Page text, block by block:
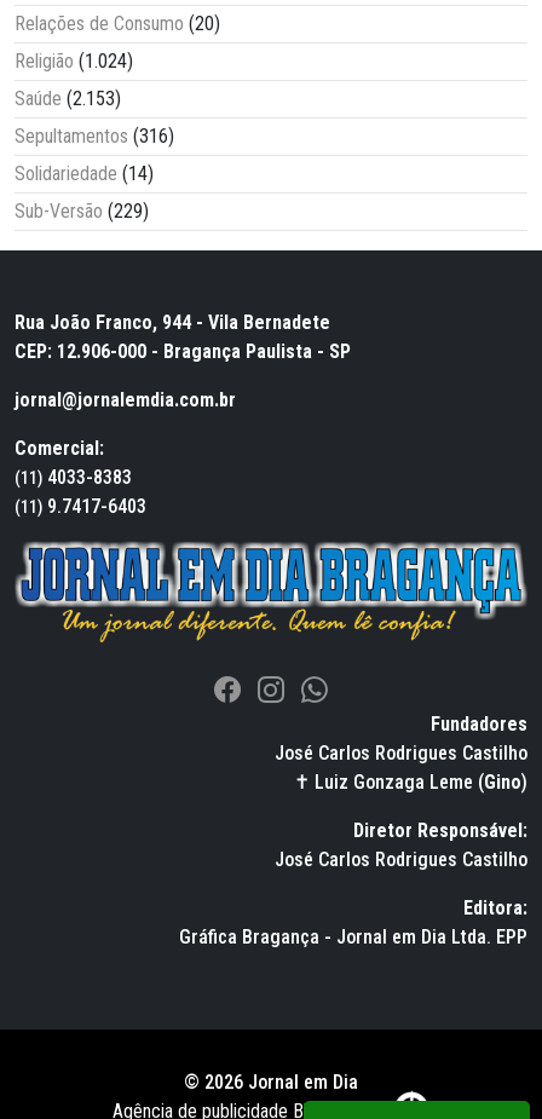
Relações de Consumo (20)
Religião (1.024)
Saúde (2.153)
Sepultamentos (316)
Solidariedade (14)
Sub-Versão (229)
Rua João Franco, 944 - Vila Bernadete
CEP: 12.906-000 - Bragança Paulista - SP
jornal@jornalemdia.com.br
Comercial:
(11) 4033-8383
(11) 9.7417-6403
Fundadores
José Carlos Rodrigues Castilho
✝ Luiz Gonzaga Leme (Gino)
Diretor Responsável:
José Carlos Rodrigues Castilho
Editora:
Gráfica Bragança - Jornal em Dia Ltda. EPP
© 2026 Jornal em Dia
Agência de publicidade BWS RUSSO